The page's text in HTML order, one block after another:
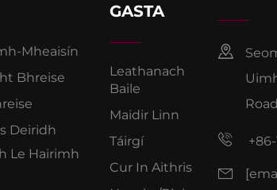
Mheaisín
Bhreise
Deiridh
Le Hairimh
GASTA
Leathanach
Baile
Maidir Linn
Táirgí
Cur In Aithris